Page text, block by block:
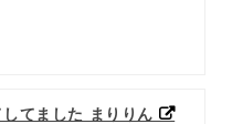
てました まりりん